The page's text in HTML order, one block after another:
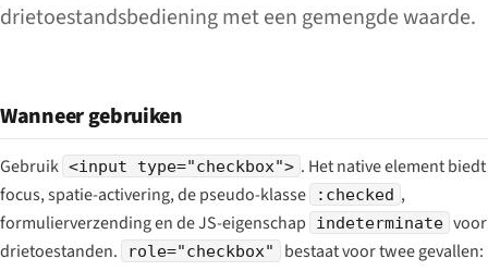
drietoestandsbediening met een gemengde waarde.
Wanneer gebruiken
Gebruik <input type="checkbox"> . Het native element biedt
focus, spatie-activering, de pseudo-klasse
:checked ,
formulierverzending en de JS-eigenschap
indeterminate voor
drietoestanden.
role="checkbox"
bestaat voor twee gevallen: